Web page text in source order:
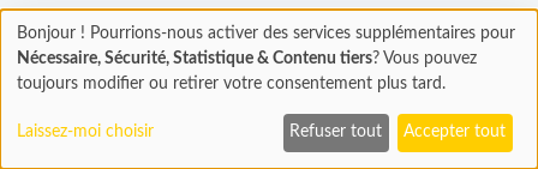
Chargement
En cours...
Bonjour ! Pourrions-nous activer des services supplémentaires pour
Nécessaire, Sécurité, Statistique & Contenu tiers? Vous pouvez
toujours modifier ou retirer votre consentement plus tard.
Laissez-moi choisir Refuser tout Accepter tout